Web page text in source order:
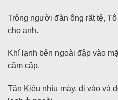
Trông người đàn ông rất tệ,
cho anh.
Khí lạnh bên ngoài đập vào
cầm cập.
Tần Kiêu nhíu mày, đi vào và